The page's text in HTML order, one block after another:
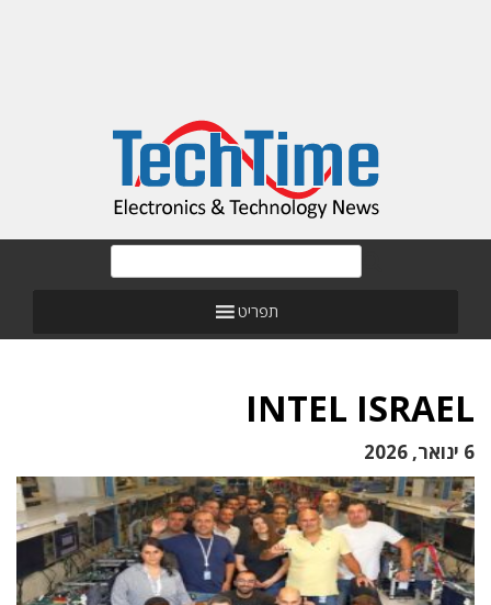
תפריט
INTEL ISRAEL
6 ינואר, 2026